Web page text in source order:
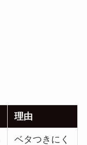
理由
ベタつきにく